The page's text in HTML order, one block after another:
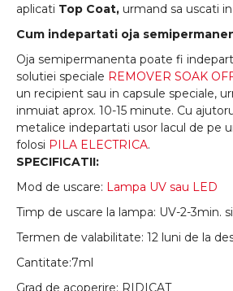
aplicati Top Coat, urmand sa uscati
Cum indepartati oja
Oja semipermanenta poate fi
solutiei speciale REMOVER SOAK
un recipient sau in capsule speciale,
inmuiat aprox. 10-15 minute. Cu
metalice indepartati usor lacul de pe
folosi PILA ELECTRICA.
SPECIFICATII:
Mod de uscare: Lampa UV sau LED
Timp de uscare la lampa: UV-2-3min.
Termen de valabilitate: 12 luni de la
Cantitate:7ml
Grad de acoperire: RIDICAT